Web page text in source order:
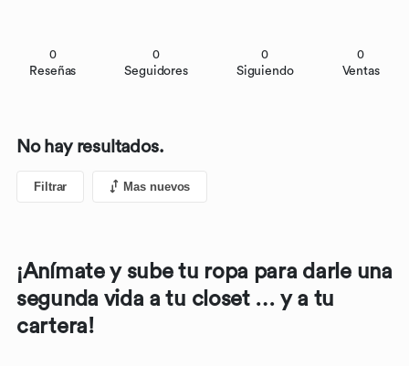
0
Reseñas
0
Seguidores
0
Siguiendo
0
Ventas
No hay resultados.
Filtrar Mas nuevos
¡Anímate y sube tu ropa para darle una
segunda vida a tu closet … y a tu
cartera!